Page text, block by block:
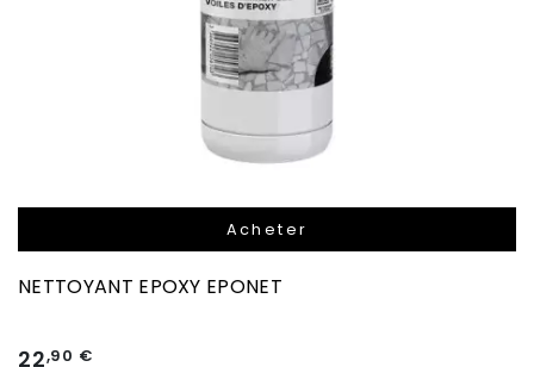
Acheter
NETTOYANT EPOXY EPONET
22,90 €